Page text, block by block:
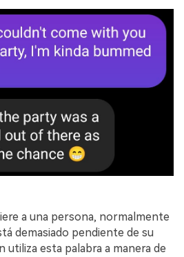
a una persona, normalmente
demasiado pendiente de su
utiliza esta palabra a manera de